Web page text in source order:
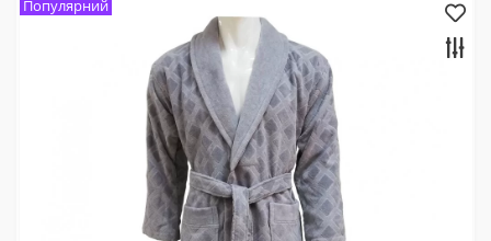
Популярний